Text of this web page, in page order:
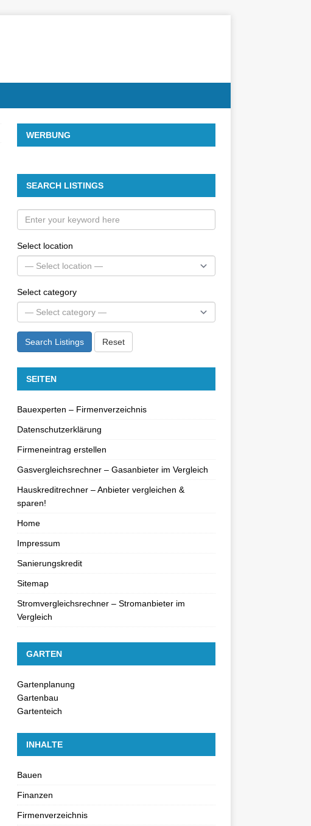
WERBUNG
SEARCH LISTINGS
Select location
Select category
Search Listings Reset
SEITEN
Bauexperten – Firmenverzeichnis
Datenschutzerklärung
Firmeneintrag erstellen
Gasvergleichsrechner – Gasanbieter im Vergleich
Hauskreditrechner – Anbieter vergleichen &
sparen!
Home
Impressum
Sanierungskredit
Sitemap
Stromvergleichsrechner – Stromanbieter im
Vergleich
GARTEN
Gartenplanung
Gartenbau
Gartenteich
INHALTE
Bauen
Finanzen
Firmenverzeichnis